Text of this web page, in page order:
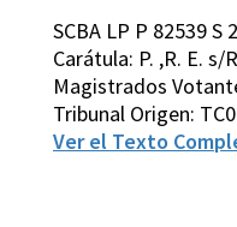
SCBA LP P 82539 S
Carátula: P. ,R. E. s/
Magistrados
Tribunal Origen:
Ver el Texto